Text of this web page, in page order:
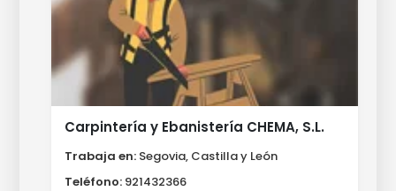
Carpintería y Ebanistería CHEMA, S.L.
Trabaja en: Segovia, Castilla y León
Teléfono: 921432366